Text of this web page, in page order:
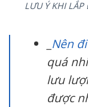
LƯU Ý KHI
Nên đi
quá
lưu
được